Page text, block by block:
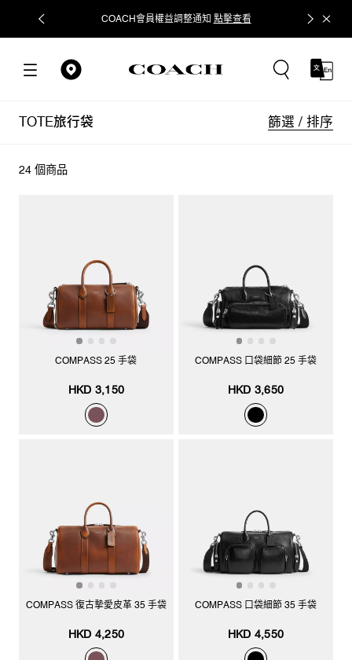
COACH會員權益調整通知 點擊查看 立即追蹤
TOTE旅行袋 篩選 / 排序
24 個商品
COMPASS 25 手袋
HKD 3,150
COMPASS 口袋細節 25 手袋
HKD 3,650
COMPASS 復古摯愛皮革 35 手袋
HKD 4,250
COMPASS 口袋細節 35 手袋
HKD 4,550